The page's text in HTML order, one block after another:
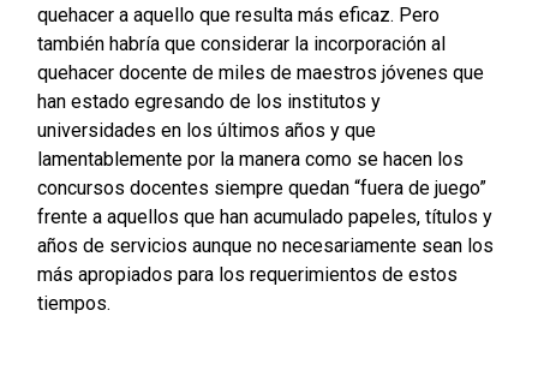
quehacer a aquello que resulta más eficaz. Pero
también habría que considerar la incorporación al
quehacer docente de miles de maestros jóvenes que
han estado egresando de los institutos y
universidades en los últimos años y que
lamentablemente por la manera como se hacen los
concursos docentes siempre quedan “fuera de juego”
frente a aquellos que han acumulado papeles, títulos y
años de servicios aunque no necesariamente sean los
más apropiados para los requerimientos de estos
tiempos.